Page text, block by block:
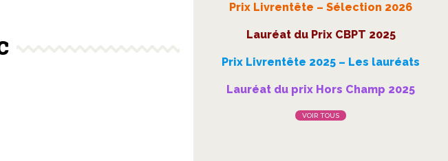
Prix Livrentête – Sélection 2026
Lauréat du Prix CBPT 2025
Prix Livrentête 2025 – Les lauréats
Lauréat du prix Hors Champ 2025
VOIR TOUS